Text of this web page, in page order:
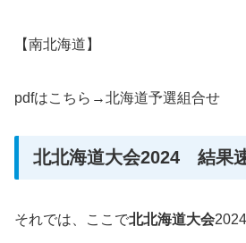
【南北海道】
pdfはこちら→北海道予選組合せ
北北海道大会2024 結果
それでは、ここで北北海道大会